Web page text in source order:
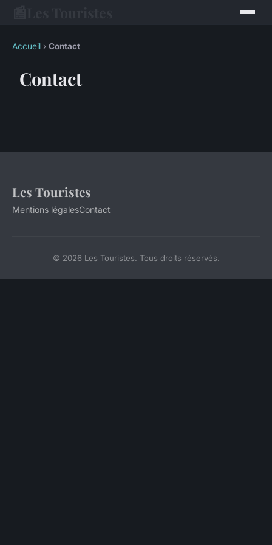
Accueil › Contact
Contact
Les Touristes
Mentions légalesContact
© 2026 Les Touristes. Tous droits réservés.